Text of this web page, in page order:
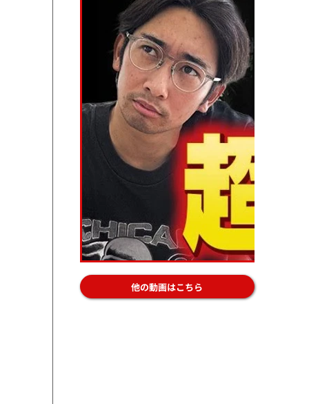
他の動画はこちら